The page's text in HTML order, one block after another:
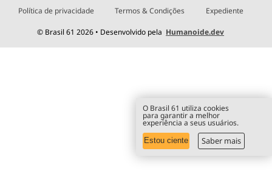
Política de privacidade Termos & Condições Expediente
© Brasil 61 2026 • Desenvolvido pela Humanoide.dev
O Brasil 61 utiliza cookies
para garantir a melhor
experiência a seus usuários.
Estou ciente Saber mais